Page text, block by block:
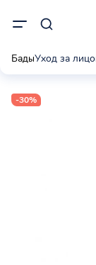
БадыУход за
-30%